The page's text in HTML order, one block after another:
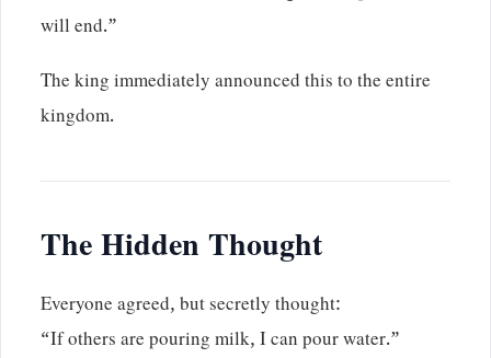
will end.”
The king immediately announced this to the entire
kingdom.
The Hidden Thought
Everyone agreed, but secretly thought:
“If others are pouring milk, I can pour water.”